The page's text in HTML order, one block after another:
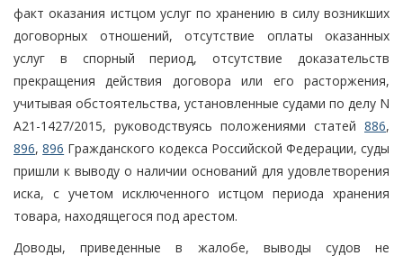
факт оказания истцом услуг по хранению в силу возникших
договорных отношений, отсутствие оплаты оказанных
услуг в спорный период, отсутствие доказательств
прекращения действия договора или его расторжения,
учитывая обстоятельства, установленные судами по делу N
А21-1427/2015, руководствуясь положениями статей 886,
896,896 Гражданского кодекса Российской Федерации, суды
пришли к выводу о наличии оснований для удовлетворения
иска, с учетом исключенного истцом периода хранения
товара, находящегося под арестом.
Доводы, приведенные в жалобе, выводы судов не